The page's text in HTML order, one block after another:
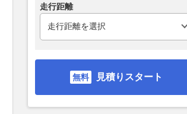
走行距離
見積りスタート